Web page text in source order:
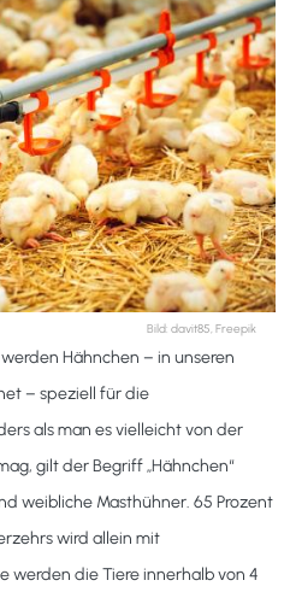
Bild: davit85, Freepik
Hähnchen – in unseren
– speziell für die
als man es vielleicht von der
gilt der Begriff „Hähnchen“
weibliche Masthühner. 65 Prozent
wird allein mit
werden die Tiere innerhalb von 4